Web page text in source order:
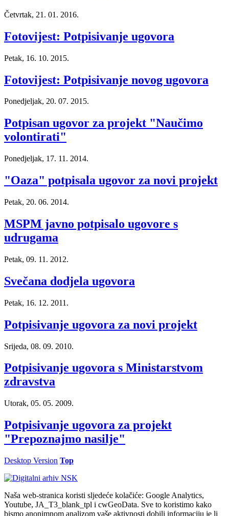
Četvrtak, 21. 01. 2016.
Fotovijest: Potpisivanje ugovora
Petak, 16. 10. 2015.
Fotovijest: Potpisivanje novog ugovora
Ponedjeljak, 20. 07. 2015.
Potpisan ugovor za projekt "Naučimo
volontirati"
Ponedjeljak, 17. 11. 2014.
"Oaza" potpisala ugovor za novi projekt
Petak, 20. 06. 2014.
MSPM javno potpisalo ugovore s
udrugama
Petak, 09. 11. 2012.
Svečana dodjela ugovora
Petak, 16. 12. 2011.
Potpisivanje ugovora za novi projekt
Srijeda, 08. 09. 2010.
Potpisivanje ugovora s Ministarstvom
zdravstva
Utorak, 05. 05. 2009.
Potpisivanje ugovora za projekt
"Prepoznajmo nasilje"
Desktop Version Top
Naša web-stranica koristi sljedeće kolačiće: Google Analytics,
Youtube, JA_T3_blank_tpl i cwGeoData. Sve to koristimo kako
bismo anonimnom analizom vaše aktivnosti dobili informaciju je li